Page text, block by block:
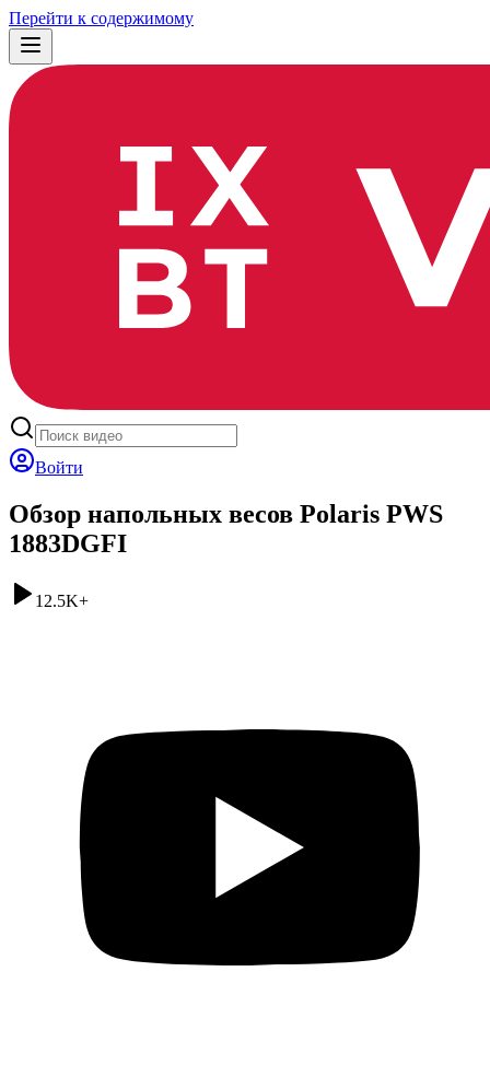
Перейти к содержимому
Войти
Обзор напольных весов Polaris PWS
1883DGFI
12.5K+